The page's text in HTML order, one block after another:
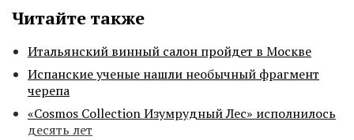
Читайте также
Итальянский винный салон пройдет в Москве
Испанские ученые нашли необычный фрагмент
черепа
«Cosmos Collection Изумрудный Лес» исполнилось
десять лет